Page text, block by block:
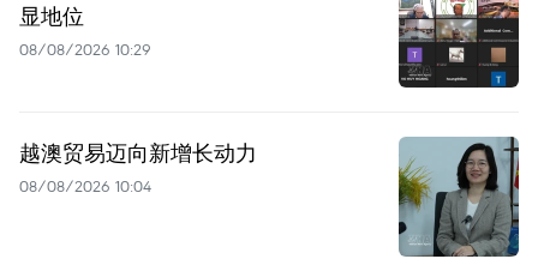
显地位
08/08/2026 10:29
越澳贸易迈向新增长动力
08/08/2026 10:04